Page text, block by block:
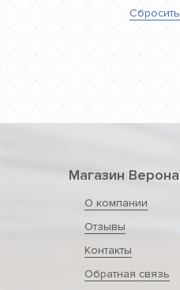
Сбросить
Магазин Верона
О компании
Отзывы
Контакты
Обратная связь